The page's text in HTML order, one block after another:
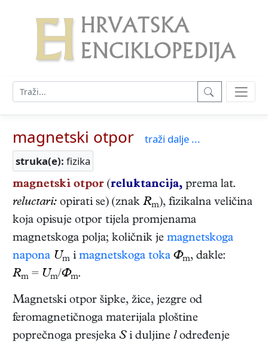
magnetski otpor
traži dalje ...
struka(e): fizika
magnetski otpor (reluktancija, prema lat.
reluctari: opirati se) (znak Rm), fizikalna veličina
koja opisuje otpor tijela promjenama
magnetskoga polja; količnik je magnetskoga
napona Um i magnetskoga toka Фm, dakle:
Rm = Um/Фm.
Magnetski otpor šipke, žice, jezgre od
feromagnetičnoga materijala ploštine
poprečnoga presjeka Si duljine l određenje